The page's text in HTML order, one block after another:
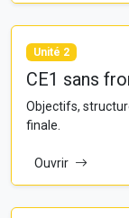
Unité 2
CE1 sans
Objectifs,
finale.
Ouvrir